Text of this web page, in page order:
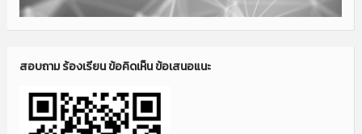
สอบถาม ร้องเรียน ข้อคิดเห็น ข้อเสนอแนะ